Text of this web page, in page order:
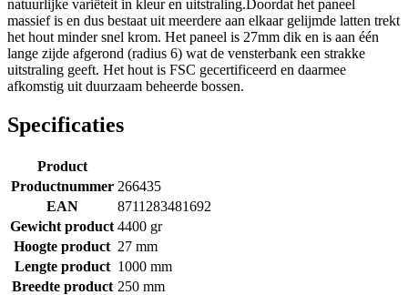
natuurlijke variëteit in kleur en uitstraling.Doordat het paneel
massief is en dus bestaat uit meerdere aan elkaar gelijmde latten trekt
het hout minder snel krom. Het paneel is 27mm dik en is aan één
lange zijde afgerond (radius 6) wat de vensterbank een strakke
uitstraling geeft. Het hout is FSC gecertificeerd en daarmee
afkomstig uit duurzaam beheerde bossen.
Specificaties
Product
Productnummer 266435
EAN
8711283481692
Gewicht product 4400 gr
Hoogte product 27 mm
Lengte product 1000 mm
Breedte product 250 mm